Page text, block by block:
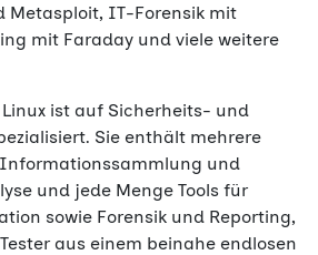
Metasploit, IT-Forensik mit
mit Faraday und viele weitere
ist auf Sicherheits- und
Sie enthält mehrere
und
und jede Menge Tools für
sowie Forensik und Reporting,
aus einem beinahe endlosen